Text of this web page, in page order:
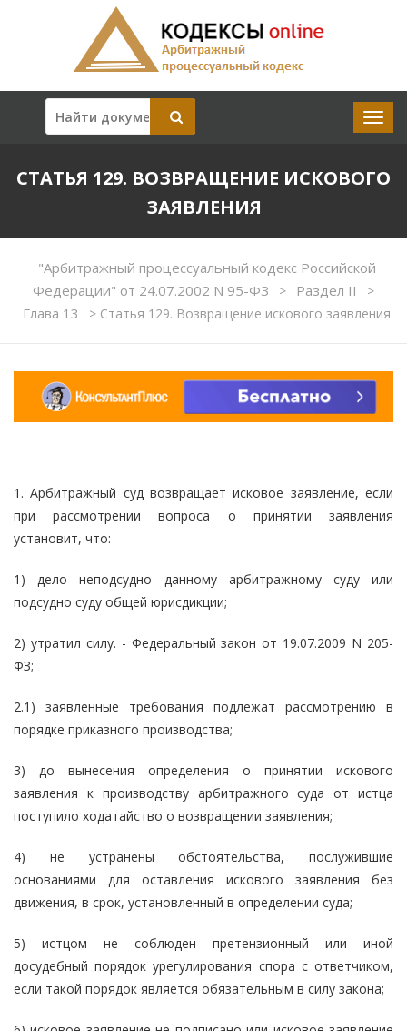
СТАТЬЯ 129. ВОЗВРАЩЕНИЕ ИСКОВОГО
ЗАЯВЛЕНИЯ
"Арбитражный процессуальный кодекс Российской
Федерации" от 24.07.2002 N 95-ФЗ
> Раздел II >
Глава 13 > Статья 129. Возвращение искового заявления
1. Арбитражный суд возвращает исковое заявление, если
при рассмотрении вопроса о принятии заявления
установит, что:
1) дело неподсудно данному арбитражному суду или
подсудно суду общей юрисдикции;
2) утратил силу. - Федеральный закон от 19.07.2009 N 205-
ФЗ;
2.1) заявленные требования подлежат рассмотрению в
порядке приказного производства;
3) до вынесения определения о принятии искового
заявления к производству арбитражного суда от истца
поступило ходатайство о возвращении заявления;
4) не устранены обстоятельства, послужившие
основаниями для оставления искового заявления без
движения, в срок, установленный в определении суда;
5) истцом не соблюден претензионный или иной
досудебный порядок урегулирования спора с ответчиком,
если такой порядок является обязательным в силу закона;